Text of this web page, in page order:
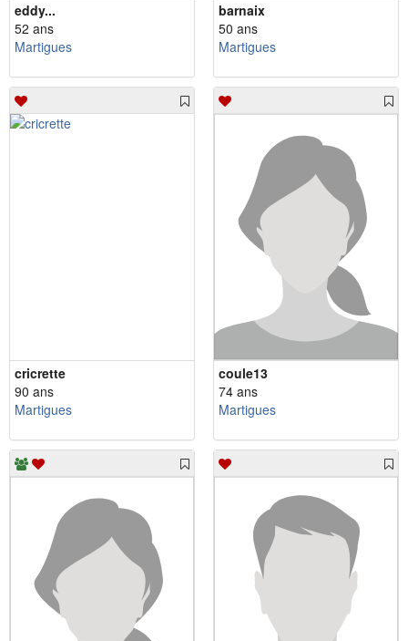
eddy...
52 ans
Martigues
barnaix
50 ans
Martigues
cricrette
90 ans
Martigues
coule13
74 ans
Martigues